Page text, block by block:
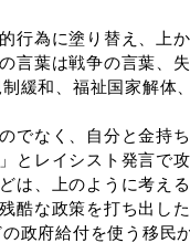
行為に塗り替え、上
言葉は戦争の言葉、
緩和、福祉国家解体
でなく、自分と金持
とレイシスト発言で
は、上のように考え
酷な政策を打ち出し
政府給付を使う移民